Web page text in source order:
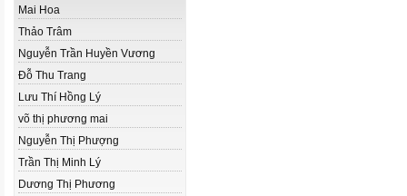
Mai Hoa
Thảo Trâm
Nguyễn Trần Huyền Vương
Đỗ Thu Trang
Lưu Thí Hồng Lý
võ thị phương mai
Nguyễn Thị Phượng
Trần Thị Minh Lý
Dương Thị Phương